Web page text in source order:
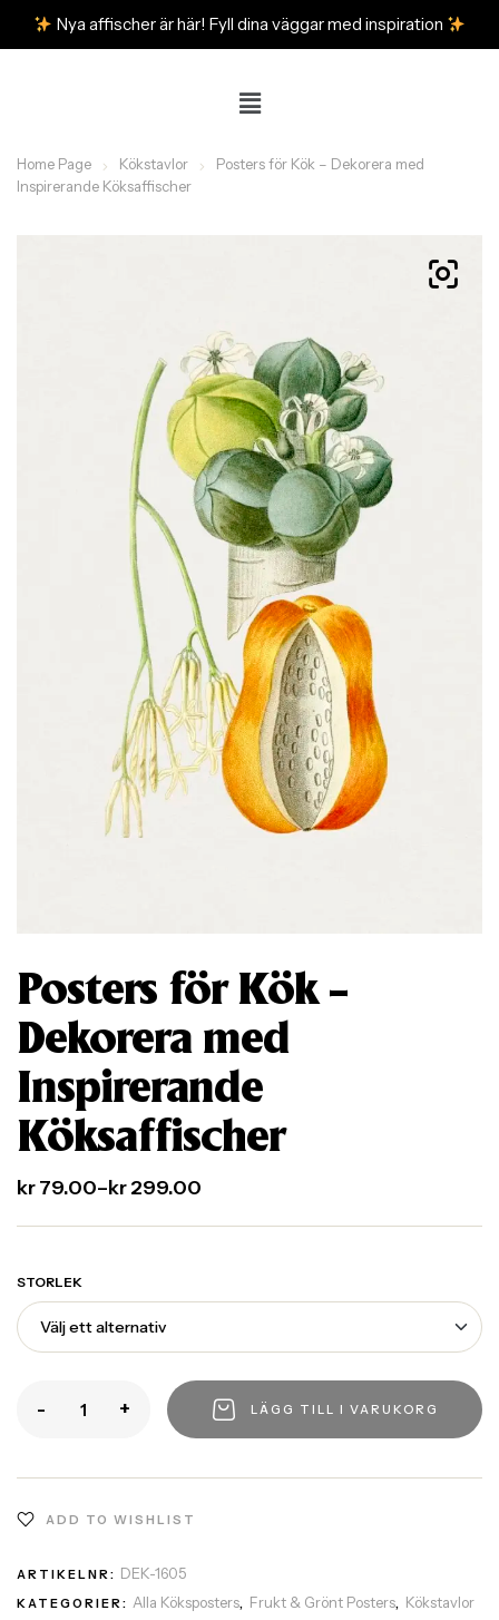
Nya affischer är här! Fyll dina väggar med inspiration
Home Page Kökstavlor
Posters för Kök – Dekorera med
Inspirerande Köksaffischer
Posters för Kök –
Dekorera med
Inspirerande
Köksaffischer
kr79.00–kr299.00
STORLEK
- + LÄGG TILL I VARUKORG
ADD TO WISHLIST
ARTIKELNR: DEK-1605
KATEGORIER: Alla Köksposters, Frukt & Grönt Posters, Kökstavlor